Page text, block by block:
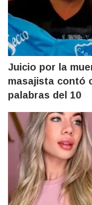
Juicio por la
masajista contó
palabras del 10